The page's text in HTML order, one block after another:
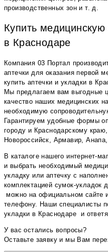
производственных зон и т. д.
Купить
в Краснодаре
Компания 03 Портал
аптечки для оказания первой
купить аптечки и укладки в
Мы предлагаем вам выгодные
качество наших медицинских
необходимую
Гарантируем удобные формы
городу и Краснодарскому
Новороссийск, Армавир,
В каталоге нашего интернет-
и выбрать необходимый
укладку или аптечку с
комплектацией сумок-укладок
можно на официальном сайте
телефону. Наши специалисты
укладки в Краснодаре и
У вас остались вопросы?
Оставьте заявку и мы Вам